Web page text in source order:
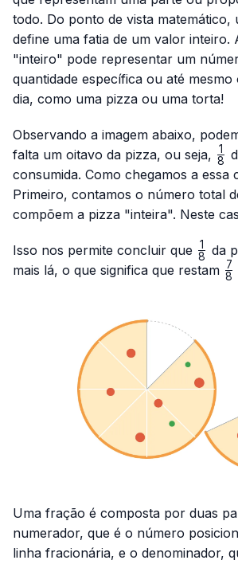
todo. Do ponto de vista matemático,
define uma fatia de um valor inteiro.
"inteiro" pode representar um
quantidade específica ou até mesmo
dia, como uma pizza ou uma torta!
Observando a imagem abaixo,
falta um oitavo da pizza, ou seja,
{8}
8
1
consumida. Como chegamos a essa
Primeiro, contamos o número total
compõem a pizza "inteira". Neste
Isso nos permite concluir que
{8}
8
1
da
mais lá, o que significa que restam 8
7
Uma fração é composta por duas
numerador, que é o número
linha fracionária, e o denominador,